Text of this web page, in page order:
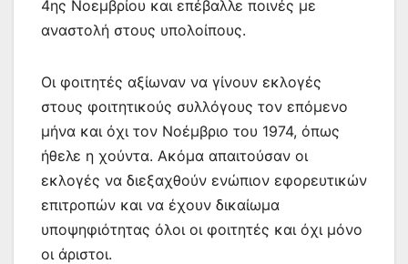
4ης Νοεμβρίου και επέβαλλε ποινές με
αναστολή στους υπολοίπους.
Οι φοιτητές αξίωναν να γίνουν εκλογές
στους φοιτητικούς συλλόγους τον επόμενο
μήνα και όχι τον Νοέμβριο του 1974, όπως
ήθελε η χούντα. Ακόμα απαιτούσαν οι
εκλογές να διεξαχθούν ενώπιον εφορευτικών
επιτροπών και να έχουν δικαίωμα
υποψηφιότητας όλοι οι φοιτητές και όχι μόνο
οι άριστοι.